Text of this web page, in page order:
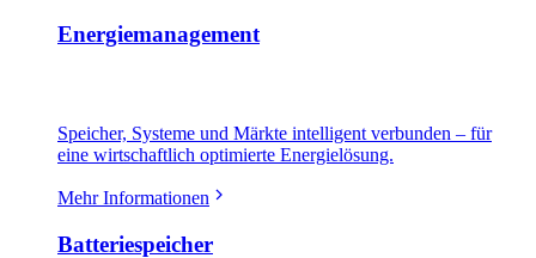
Energiemanagement
Speicher, Systeme und Märkte intelligent verbunden – für
eine wirtschaftlich optimierte Energielösung.
Mehr Informationen
Batteriespeicher